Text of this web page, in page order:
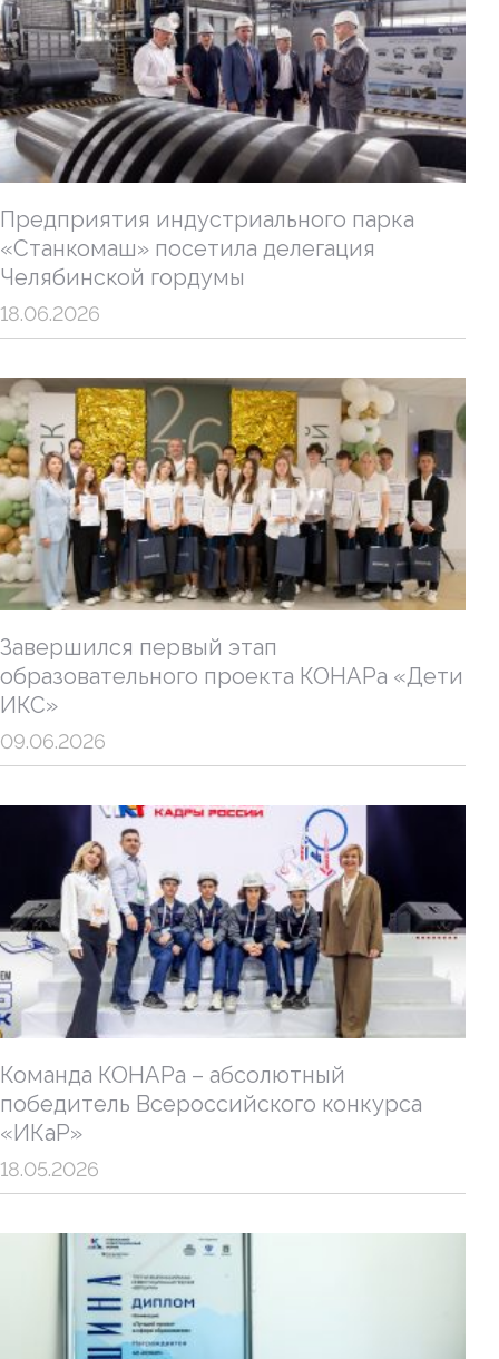
Предприятия индустриального парка
«Станкомаш» посетила делегация
Челябинской гордумы
18.06.2026
Завершился первый этап
образовательного проекта КОНАРа «Дети
ИКС»
09.06.2026
Команда КОНАРа – абсолютный
победитель Всероссийского конкурса
«ИКаР»
18.05.2026